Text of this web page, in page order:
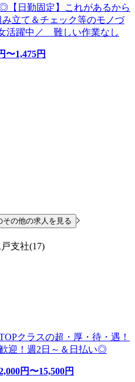
【日勤固定】これがあるから
立て＆チェック等のモノづ
活躍中／ 難しい作業なし
〜1,475円
の他の求人を見る
支社(17)
クラスの超・厚・待・遇！
迎！週2日～＆日払い◎
円〜15,500円